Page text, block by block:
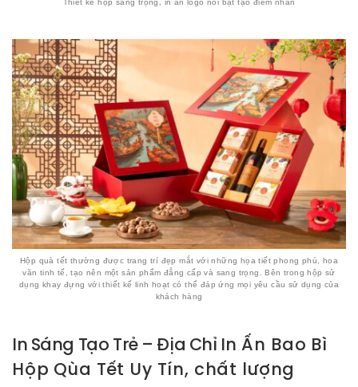
Thiết kế hộp sang trọng, in ấn logo nổi bật tạo điểm nhấn
Hộp quà tết thường được trang trí đẹp mắt với những họa tiết phong phú, hoa
văn tinh tế, tạo nên một sản phẩm đẳng cấp và sang trọng. Bên trong hộp sử
dụng khay đựng với thiết kế linh hoạt có thể đáp ứng mọi yêu cầu sử dụng của
khách hàng
In Sáng Tạo Trẻ – Địa Chỉ I n Ấn Bao Bì
Hộp Qùa Tết Uy Tín, chất lượng